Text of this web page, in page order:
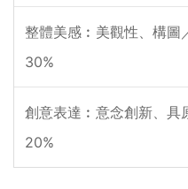
整體美感︰美觀性、構圖
30%
創意表達︰意念創新、具
20%